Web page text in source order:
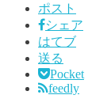
ポスト
シェア
はてブ
送る
Pocket
feedly